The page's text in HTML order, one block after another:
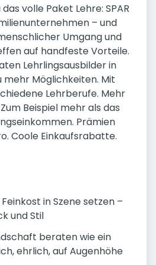
volle Paket Lehre: SPAR
– und
Umgang und
auf handfeste Vorteile.
Lehrlingsausbilder in
Möglichkeiten. Mit
Lehrberufe. Mehr
Beispiel mehr als das
Prämien
Coole Einkaufsrabatte.
Feinkost in Szene setzen –
und Stil
beraten wie ein
ehrlich, auf Augenhöhe